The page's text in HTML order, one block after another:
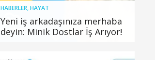
HABERLER,HAYAT
Yeni iş arkadaşınıza merhaba
deyin: Minik Dostlar İş Arıyor!